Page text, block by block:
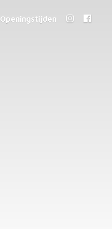
Openingstijden